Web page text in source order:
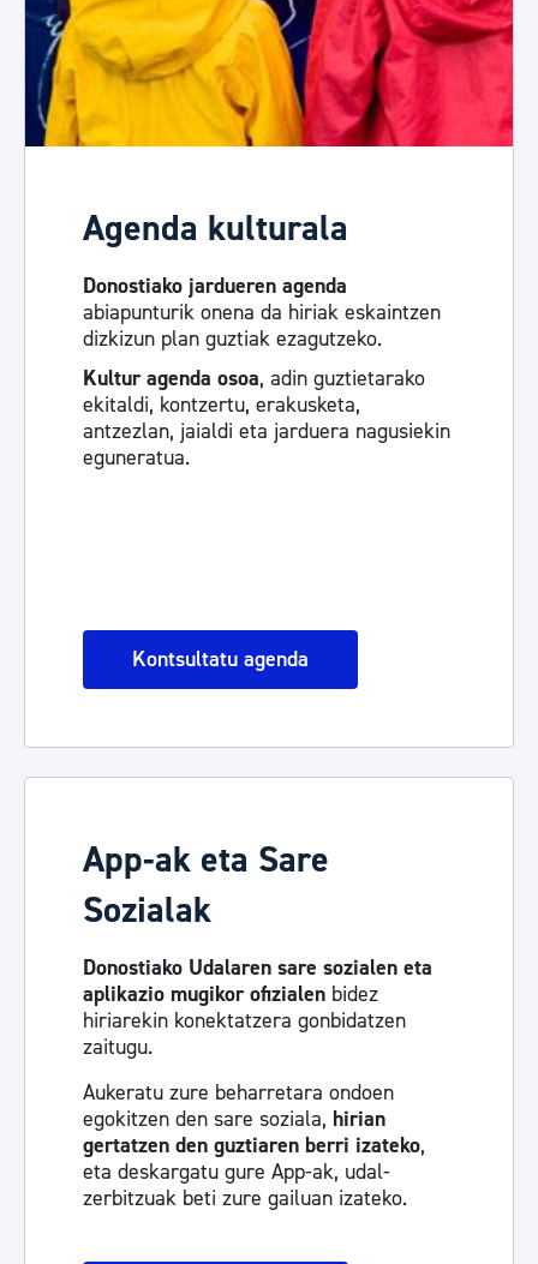
Agenda kulturala
Donostiako jardueren agenda
abiapunturik onena da hiriak eskaintzen
dizkizun plan guztiak ezagutzeko.
Kultur agenda osoa, adin guztietarako
ekitaldi, kontzertu, erakusketa,
antzezlan, jaialdi eta jarduera nagusiekin
eguneratua.
Kontsultatu agenda
App-ak eta Sare
Sozialak
Donostiako Udalaren sare sozialen eta
aplikazio mugikor ofizialen bidez
hiriarekin konektatzera gonbidatzen
zaitugu.
Aukeratu zure beharretara ondoen
egokitzen den sare soziala, hirian
gertatzen den guztiaren berri izateko,
eta deskargatu gure App-ak, udal-
zerbitzuak beti zure gailuan izateko.